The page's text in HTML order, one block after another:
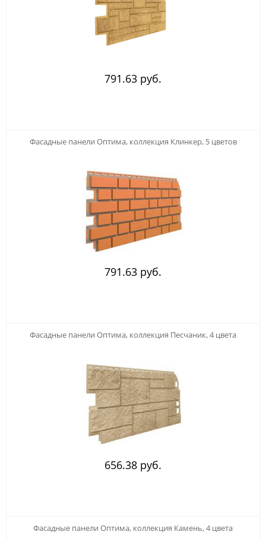
791.63 руб.
Фасадные панели Оптима, коллекция Клинкер, 5 цветов
791.63 руб.
Фасадные панели Оптима, коллекция Песчаник, 4 цвета
656.38 руб.
Фасадные панели Оптима, коллекция Камень, 4 цвета